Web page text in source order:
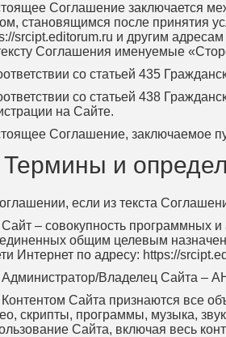
Соглашение заключается
становящимся после принятия
srcipt.editorum.ru и другим
Соглашения именуемые
со статьей 435
со статьей 438
на Сайте.
Соглашение, заключаемое
Термины и
если из текста
Сайт – совокупность программных
общим целевым
Интернет по адресу: https://
Администратор/Владелец Сайта –
Контентом Сайта признаются все
скрипты, программы, музыка,
Сайта, включая весь